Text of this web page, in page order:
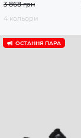
3 868 грн
4 кольори
ОСТАННЯ ПАРА